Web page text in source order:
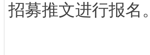
招募推文进行报名。